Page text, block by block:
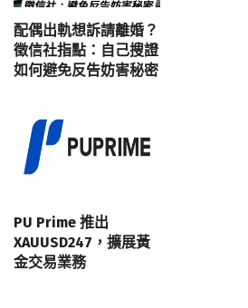
配偶出軌想訴請離婚？
徵信社指點：自己搜證
如何避免反告妨害秘密
PU Prime 推出
XAUUSD247，擴展黃
金交易業務